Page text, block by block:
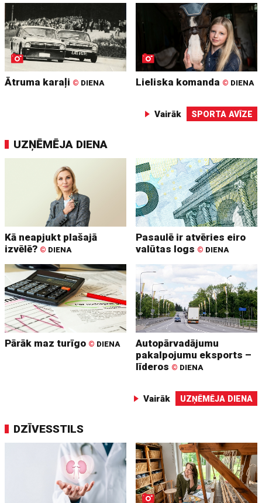
Ātruma karaļi © DIENA Lieliska komanda © DIENA
Vairāk SPORTA AVĪZE
UZŅĒMĒJA DIENA
Kā neapjukt plašajā
izvēlē? © DIENA
Pasaulē ir atvēries eiro
valūtas logs © DIENA
Pārāk maz turīgo © DIENA
Autopārvadājumu
pakalpojumu eksports –
līderos © DIENA
Vairāk UZŅĒMĒJA DIENA
DZĪVESSTILS